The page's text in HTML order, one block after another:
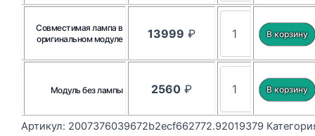
Совместимая лампа в
оригинальном модуле
13999 ₽
Модуль без лампы 2560₽
Артикул: 2007376039672b2ecf662772.92019379